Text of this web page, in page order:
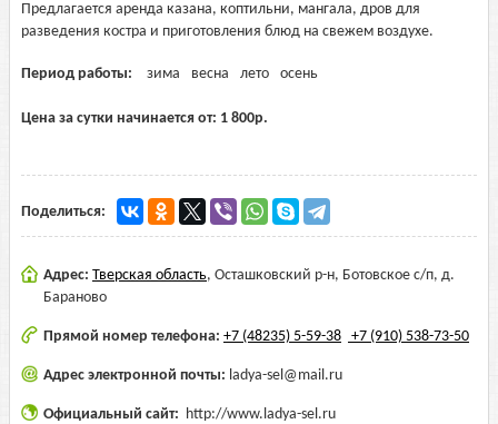
Предлагается аренда казана, коптильни, мангала, дров для
разведения костра и приготовления блюд на свежем воздухе.
Период работы: зима весна лето осень
Цена за сутки начинается от: 1 800р.
Поделиться:
Адрес: Тверская область, Осташковский р-н, Ботовское с/п, д.
Бараново
Прямой номер телефона: +7 (48235) 5-59-38 +7 (910) 538-73-50
Адрес электронной почты: ladya-sel@mail.ru
Официальный сайт: http://www.ladya-sel.ru